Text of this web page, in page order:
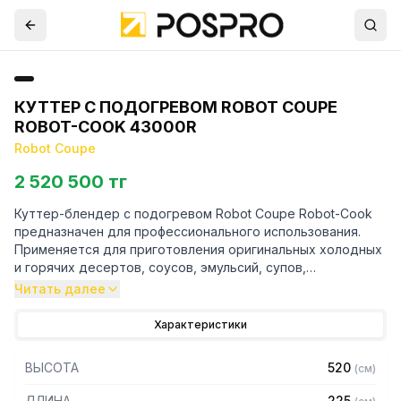
КУТТЕР С ПОДОГРЕВОМ ROBOT COUPE
ROBOT-COOK 43000R
Robot Coupe
2 520 500 тг
Куттер-блендер с подогревом Robot Coupe Robot-Cook
предназначен для профессионального использования.
Применяется для приготовления оригинальных холодных
и горячих десертов, соусов, эмульсий, супов,
замешивания теста, измельчения и перемешивания
— Чаша из нержавеющей стали с удобной ручкой
— Герметичная крышка с системой защиты от брызг и
Читать далее
Характеристики
ВЫСОТА 520 (см)